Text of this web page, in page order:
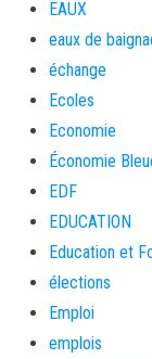
EAUX
eaux de
échange
Ecoles
Economie
Économie
EDF
EDUCATION
Education et
élections
Emploi
emplois